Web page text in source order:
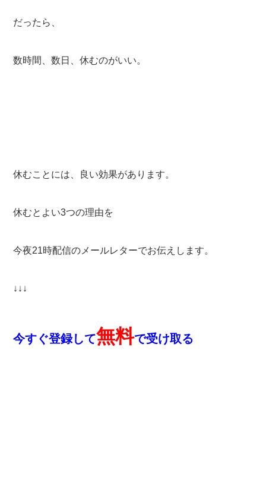
だったら、
数時間、数日、休むのがいい。
休むことには、良い効果があります。
休むとよい3つの理由を
今夜21時配信のメールレターでお伝えします。
↓↓↓
今すぐ登録して無料で受け取る